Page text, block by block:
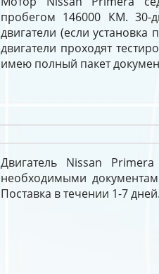
пробегом 146000 КМ. 30-
двигатели (если установка
двигатели проходят
имею полный пакет
Двигатель Nissan
необходимыми
Поставка в течении 1-7 дней.